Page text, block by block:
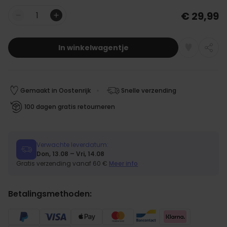
€ 29,99
In winkelwagentje
Gemaakt in Oostenrijk
Snelle verzending
100 dagen gratis retourneren
Verwachte leverdatum:
Don, 13.08 – Vri, 14.08
Gratis verzending vanaf 60 € Meer info
Betalingsmethoden:
MARKETING OVERIGE